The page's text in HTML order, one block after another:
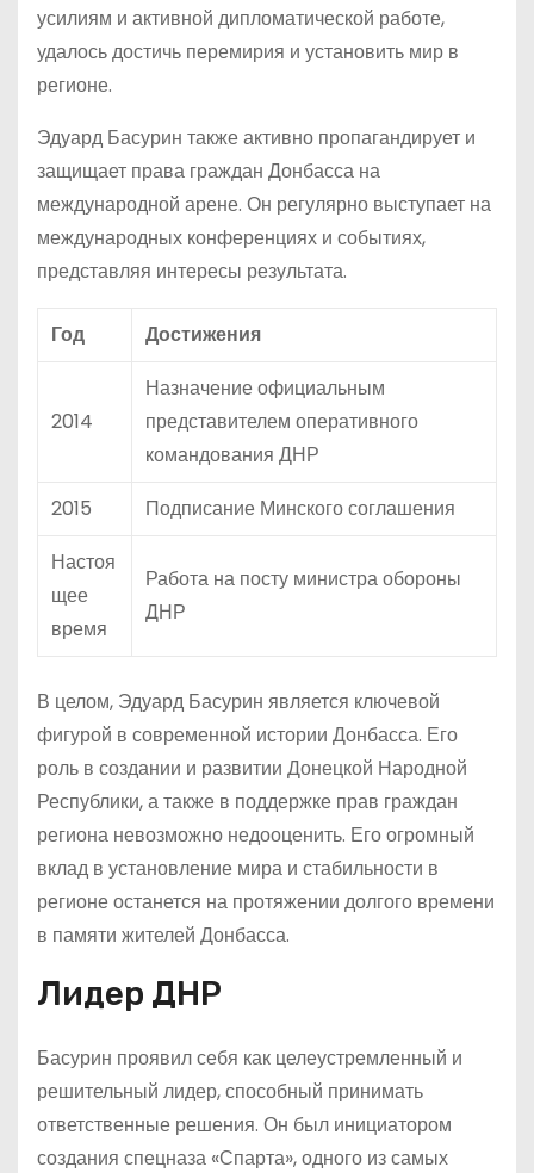
усилиям и активной дипломатической работе,
удалось достичь перемирия и установить мир в
регионе.
Эдуард Басурин также активно пропагандирует и
защищает права граждан Донбасса на
международной арене. Он регулярно выступает на
международных конференциях и событиях,
представляя интересы результата.
Год Достижения
2014
Назначение официальным
представителем оперативного
командования ДНР
2015
Подписание Минского соглашения
Настоя
щее
время
Работа на посту министра обороны
ДНР
В целом, Эдуард Басурин является ключевой
фигурой в современной истории Донбасса. Его
роль в создании и развитии Донецкой Народной
Республики, а также в поддержке прав граждан
региона невозможно недооценить. Его огромный
вклад в установление мира и стабильности в
регионе останется на протяжении долгого времени
в памяти жителей Донбасса.
Лидер ДНР
Басурин проявил себя как целеустремленный и
решительный лидер, способный принимать
ответственные решения. Он был инициатором
создания спецназа «Спарта», одного из самых